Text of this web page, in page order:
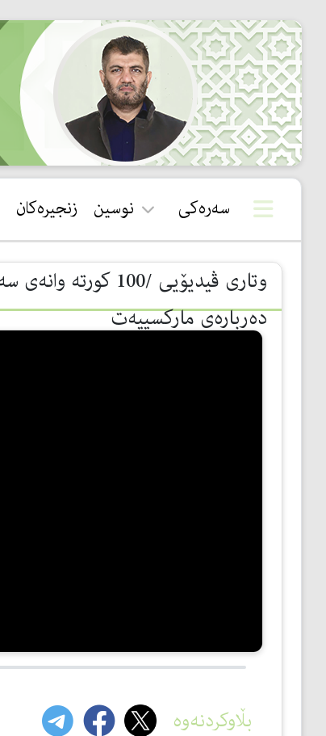
سەرەکی نوسین
قورئان
سوننەت
زنجیرەکان
دەربارەی مارکسییەت
بڵاوکردنەوە